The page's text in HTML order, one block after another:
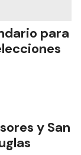
para
y San